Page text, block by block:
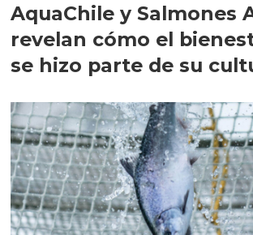
AquaChile y Salmones
revelan cómo el
se hizo parte de su